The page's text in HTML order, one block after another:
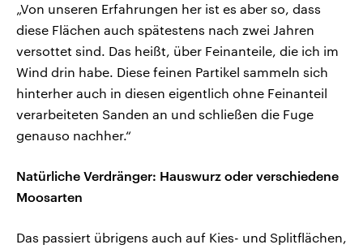
„Von unseren Erfahrungen her ist es aber so, dass
diese Flächen auch spätestens nach zwei Jahren
versottet sind. Das heißt, über Feinanteile, die ich im
Wind drin habe. Diese feinen Partikel sammeln sich
hinterher auch in diesen eigentlich ohne Feinanteil
verarbeiteten Sanden an und schließen die Fuge
genauso nachher.“
Natürliche Verdränger: Hauswurz oder verschiedene
Moosarten
Das passiert übrigens auch auf Kies- und Splitflächen,